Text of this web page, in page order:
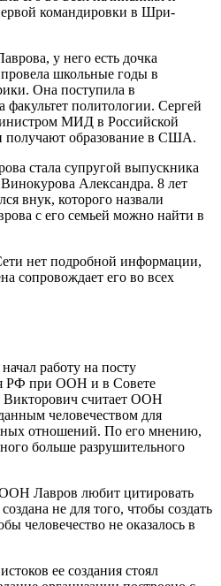
командировки в Шри-
у него есть дочка
школьные годы в
Она поступила в
политологии. Сергей
МИД в Российской
получают образование в США.
стала супругой выпускника
Александра. 8 лет
внук, которого назвали
с его семьей можно найти в
нет подробной информации,
сопровождает его во всех
работу на посту
РФ при ООН и в Совете
считает ООН
человечеством для
отношений. По его мнению,
больше разрушительного
Лавров любит цитировать
не для того, чтобы создать
человечество не оказалось в
ее создания стоял